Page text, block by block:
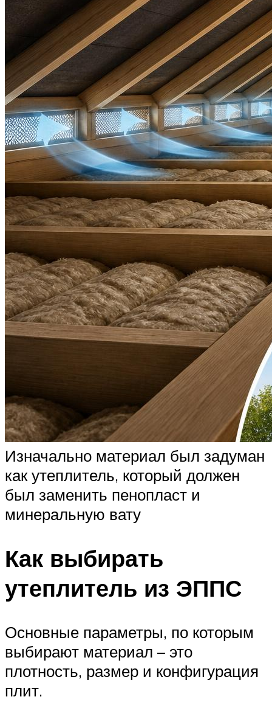
Изначально материал был задуман
как утеплитель, который должен
был заменить пенопласт и
минеральную вату
Как выбирать
утеплитель из ЭППС
Основные параметры, по которым
выбирают материал – это
плотность, размер и конфигурация
плит.